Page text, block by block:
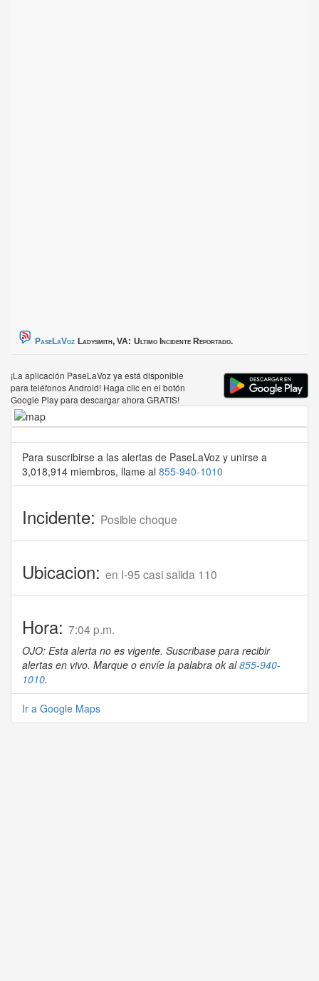
PaseLaVoz Ladysmith, VA: Ultimo Incidente Reportado.
¡La aplicación PaseLaVoz ya está disponible
para teléfonos Android! Haga clic en el botón
Google Play para descargar ahora GRATIS!
Para suscribirse a las alertas de PaseLaVoz y unirse a
3,018,914 miembros, llame al 855-940-1010
Incidente: Posible choque
Ubicacion: en I-95 casi salida 110
Hora: 7:04 p.m.
OJO: Esta alerta no es vigente. Suscribase para recibir
alertas en vivo. Marque o envíe la palabra ok al855-940-
1010.
Ir a Google Maps